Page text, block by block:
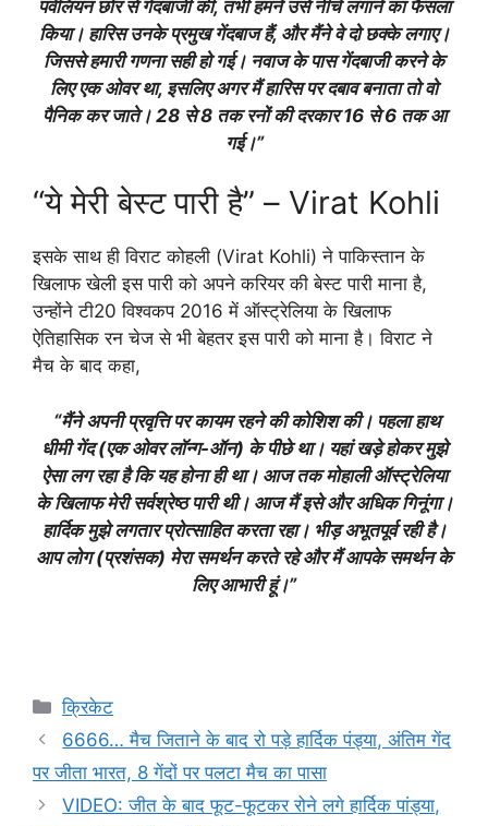
पवेलियन छोर से गेंदबाजी की, तभी हमने उसे नीचे लगाने का फैसला
किया। हारिस उनके प्रमुख गेंदबाज हैं, और मैंने वे दो छक्के लगाए।
जिससे हमारी गणना सही हो गई। नवाज के पास गेंदबाजी करने के
लिए एक ओवर था, इसलिए अगर मैं हारिस पर दबाव बनाता तो वो
पैनिक कर जाते। 28 से 8 तक रनों की दरकार 16 से 6 तक आ
गई।”
“ये मेरी बेस्ट पारी है” – Virat Kohli
इसके साथ ही विराट कोहली (Virat Kohli) ने पाकिस्तान के
खिलाफ खेली इस पारी को अपने करियर की बेस्ट पारी माना है,
उन्होंने टी20 विश्वकप 2016 में ऑस्ट्रेलिया के खिलाफ
ऐतिहासिक रन चेज से भी बेहतर इस पारी को माना है। विराट ने
मैच के बाद कहा,
“मैंने अपनी प्रवृत्ति पर कायम रहने की कोशिश की। पहला हाथ
धीमी गेंद (एक ओवर लॉन्ग-ऑन) के पीछे था। यहां खड़े होकर मुझे
ऐसा लग रहा है कि यह होना ही था। आज तक मोहाली ऑस्ट्रेलिया
के खिलाफ मेरी सर्वश्रेष्ठ पारी थी। आज मैं इसे और अधिक गिनूंगा।
हार्दिक मुझे लगतार प्रोत्साहित करता रहा। भीड़ अभूतपूर्व रही है।
आप लोग (प्रशंसक) मेरा समर्थन करते रहे और मैं आपके समर्थन के
लिए आभारी हूं।”
Categories
क्रिकेट
6666… मैच जिताने के बाद रो पड़े हार्दिक पंड्या, अंतिम गेंद
पर जीता भारत, 8 गेंदों पर पलटा मैच का पासा
VIDEO: जीत के बाद फूट-फूटकर रोने लगे हार्दिक पांड्या,